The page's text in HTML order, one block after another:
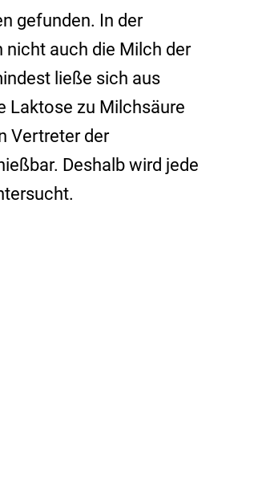
gefunden. In der
nicht auch die Milch der
ließe sich aus
Laktose zu Milchsäure
Vertreter der
Deshalb wird jede